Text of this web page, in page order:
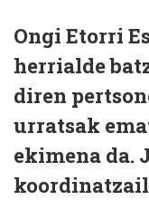
Ongi Etorri
herrialde
diren
urratsak
ekimena da.